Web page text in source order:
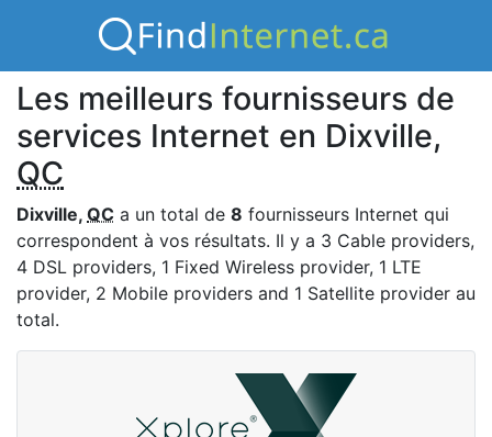
Les meilleurs fournisseurs de
services Internet en Dixville,
QC
Dixville, QC a un total de 8 fournisseurs Internet qui
correspondent à vos résultats. Il y a 3 Cable providers,
4 DSL providers, 1 Fixed Wireless provider, 1 LTE
provider, 2 Mobile providers and 1 Satellite provider au
total.